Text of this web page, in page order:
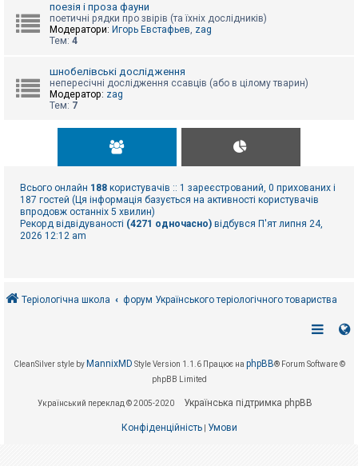
поезія і проза фауни
поетичні рядки про звірів (та їхніх дослідників)
Модератори: Игорь Евстафьев, zag
Тем: 4
шнобелівські дослідження
непересічні дослідження ссавців (або в цілому тварин)
Модератор: zag
Тем: 7
Всього онлайн 188 користувачів :: 1 зареєстрований, 0 прихованих і
187 гостей (Ця інформація базується на активності користувачів
впродовж останніх 5 хвилин)
Рекорд відвідуваності (4271 одночасно) відбувся П'ят липня 24,
2026 12:12 am
Теріологічна школа форум Українського теріологічного товариства
CleanSilver style by MannixMD Style Version 1.1.6 Працює на phpBB® Forum Software ©
phpBB Limited
Український переклад © 2005-2020 Українська підтримка phpBB
Конфіденційність| Умови